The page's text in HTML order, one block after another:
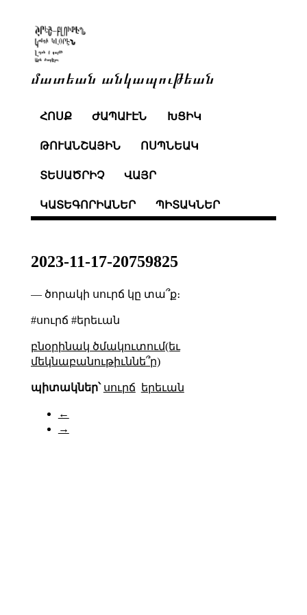
մատեան անկապութեան
ՀՈՍՔ ԺԱՊԱՒԷՆ ԽՑԻԿ
ԹՈՒԱՆՇԱՅԻՆ ՈՍՊՆԵԱԿ
ՏԵՍԱԾՐԻՉ ՎԱՅՐ
ԿԱՏԵԳՈՐԻԱՆԵՐ ՊԻՏԱԿՆԵՐ
2023-11-17-20759825
— ծորակի սուրճ կը տա՞ք։
#սուրճ #երեւան
բնօրինակ ծմակուտում(եւ
մեկնաբանութիւննե՞ր)
պիտակներ՝ սուրճ երեւան
←
→